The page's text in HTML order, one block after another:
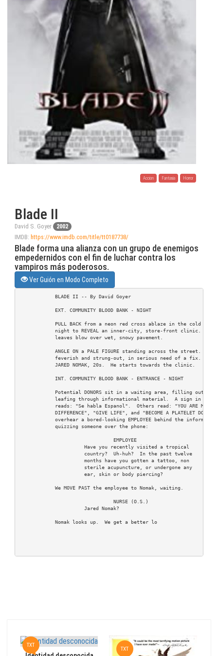
Accion Fantasia Horror
Blade II
David S. Goyer 2002
IMDB: https://www.imdb.com/title/tt0187738/
Blade forma una alianza con un grupo de enemigos
empedernidos con el fin de luchar contra los
vampiros más poderosos.
Ver Guión en Modo Completo
            EXT. COMMUNITY BLOOD BANK - NIGHT
PULL BACK from a neon red cross ablaze in the cold
night to REVEAL an inner-city, store-front clinic.
            leaves blow over wet, snowy pavement.
ANGLE ON a PALE FIGURE standing across the street.  He
feverish and strung-out, in serious need of a fix.
            JARED NOMAK, 20s.  He starts towards the clinic.
            INT. COMMUNITY BLOOD BANK - ENTRANCE - NIGHT
Potential DONORS sit in a waiting area, filling out
leafing through informational material.  A sign in the
reads: "Se habla Espanol".  Others read: "YOU ARE
DIFFERENCE", "GIVE LIFE", and "BECOME A PLATELET
overhear a bored-looking EMPLOYEE behind the
            quizzing someone over the phone:
                                EMPLOYEE
                      Have you recently visited a tropical
                      country?  Uh-huh?  In the past twelve
                      months have you gotten a tattoo, non
                      sterile acupuncture, or undergone any
                      ear, skin or body piercing?
            We MOVE PAST the employee to Nomak, waiting.
                                NURSE (O.S.)
                      Jared Nomak?
            Nomak looks up.  We get a better lo
TXT
TXT